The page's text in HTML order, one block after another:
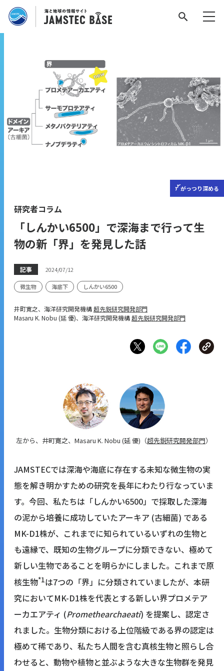
がっつり深める
研究者コラム
「しんかい6500」で深海まで行って生
物の新「界」を発見した話
記事 2024/07/12
微生物 海底下 しんかい6500
井町寛之、海洋研究開発機構超先鋭研究開発部門
Masaru K. Nobu (延 優)、海洋研究開発機構超先鋭研究開発部門
左から、井町寛之、Masaru K. Nobu (延 優)（超先鋭研究開発部門）
JAMSTECでは深海や海底に存在する未知な微生物の実
態を解き明かすための研究を長年にわたり行なっていま
す。今回、私たちは「しんかい6500」で採取した深海
の泥から培養に成功していたアーキア (古細菌) である
MK-D1株が、これまでに知られているいずれの生物と
も遠縁で、既知の生物グループに分類できない、極めて
新しい生物であることを明らかにしました。これまで原
核生物*1は7つの「界」に分類されていましたが、本研
究においてMK-D1株を代表とする新しい界プロメテア
ーカエアティ (Promethearchaeati) を提案し、認定さ
れました。生物分類における上位階級である界の認定は
極めて稀であり、私たち人間を含む真核生物と照らし合
わせると、動物や植物と並ぶような大きな生物群を発見